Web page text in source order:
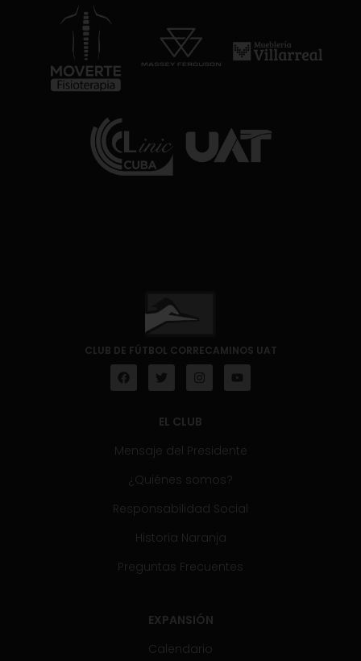
CLUB DE FÚTBOL CORRECAMINOS UAT
EL CLUB
Mensaje del Presidente
¿Quiénes somos?
Responsabilidad Social
Historia Naranja
Preguntas Frecuentes
EXPANSIÓN
Calendario